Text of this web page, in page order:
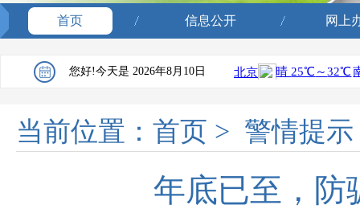
首页 信息公开 网上
您好!今天是 2026年8月10日
当前位置： 首页 > 警情提示
年底已至，防